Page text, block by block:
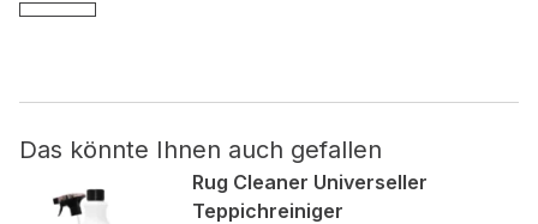
Das könnte Ihnen auch gefallen
Rug Cleaner Universeller
Teppichreiniger
ansprechend sind und somit wertvoller für Herausgeber und
Nicht kategorisiert.
Andere nicht kategorisierte Cookies sind solche, die
analysiert werden und noch keiner Kategorie zugeordnet
wurden.